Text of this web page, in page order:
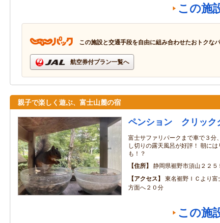
この施
この施設と交通手段を自由に組み合わせたおトクな
航空券付プラン一覧へ
親子で楽しく遊ぶ、富士山麓の宿
ペンション クリック
富士サファリパークまで車で３分
し切りの露天風呂が好評！ 朝に
も！？
住所
静岡県裾野市須山２２５
アクセス
東名裾野ＩＣより
方面へ２０分
この施